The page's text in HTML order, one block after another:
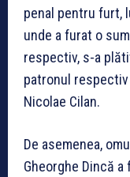
penal pentru furt,
unde a furat o
respectiv, s-a
patronul respectiv
Nicolae Cilan.
De asemenea,
Gheorghe Dincă